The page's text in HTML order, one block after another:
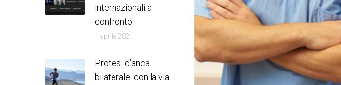
internazionali a
confronto
1 aprile 2021
Protesi d’anca
bilaterale: con la via